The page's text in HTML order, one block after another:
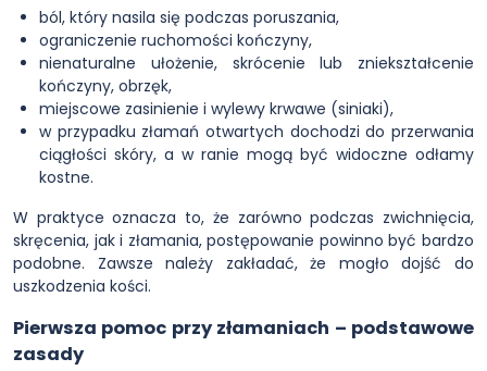
ból, który nasila się podczas poruszania,
ograniczenie ruchomości kończyny,
nienaturalne ułożenie, skrócenie lub zniekształcenie
kończyny, obrzęk,
miejscowe zasinienie i wylewy krwawe (siniaki),
w przypadku złamań otwartych dochodzi do przerwania
ciągłości skóry, a w ranie mogą być widoczne odłamy
kostne.
W praktyce oznacza to, że zarówno podczas zwichnięcia,
skręcenia, jak i złamania, postępowanie powinno być bardzo
podobne. Zawsze należy zakładać, że mogło dojść do
uszkodzenia kości.
Pierwsza pomoc przy złamaniach – podstawowe
zasady